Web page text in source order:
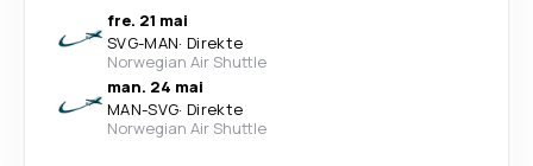
fre. 21 mai
SVG-MAN· Direkte
Norwegian Air Shuttle
man. 24 mai
MAN-SVG· Direkte
Norwegian Air Shuttle